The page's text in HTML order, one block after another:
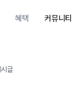
혜택 커뮤니티
시글